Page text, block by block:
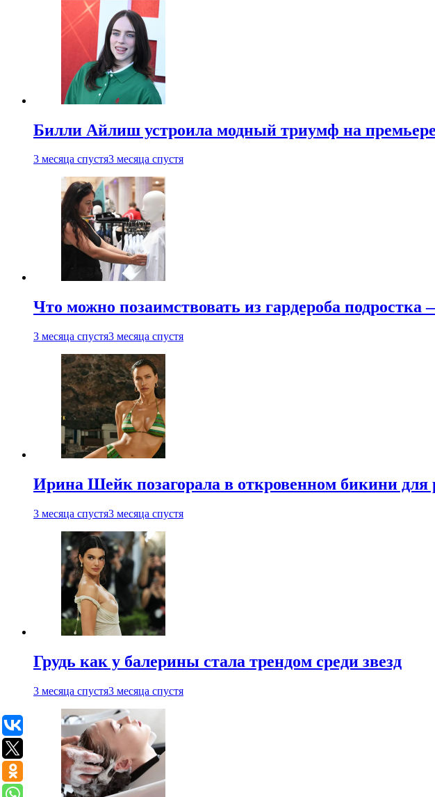
Билли Айлиш устроила модный триумф на
3 месяца спустя3 месяца спустя
Что можно позаимствовать из гардероба
3 месяца спустя3 месяца спустя
Ирина Шейк позагорала в откровенном бикини для
3 месяца спустя3 месяца спустя
Грудь как у балерины стала трендом среди звезд
3 месяца спустя3 месяца спустя